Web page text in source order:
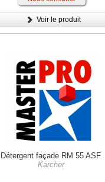
Voir le produit
Détergent façade RM 55 ASF
Karcher